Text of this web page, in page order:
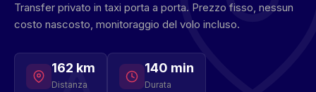
Transfer privato in taxi porta a porta. Prezzo fisso, nessun
costo nascosto, monitoraggio del volo incluso.
162 km
Distanza
140 min
Durata